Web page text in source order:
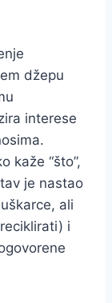
džepu
interese
kaže “što”,
je nastao
ali
i